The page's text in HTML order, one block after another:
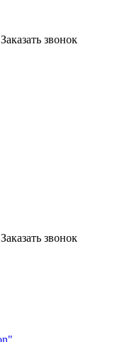
Заказать звонок
Заказать звонок